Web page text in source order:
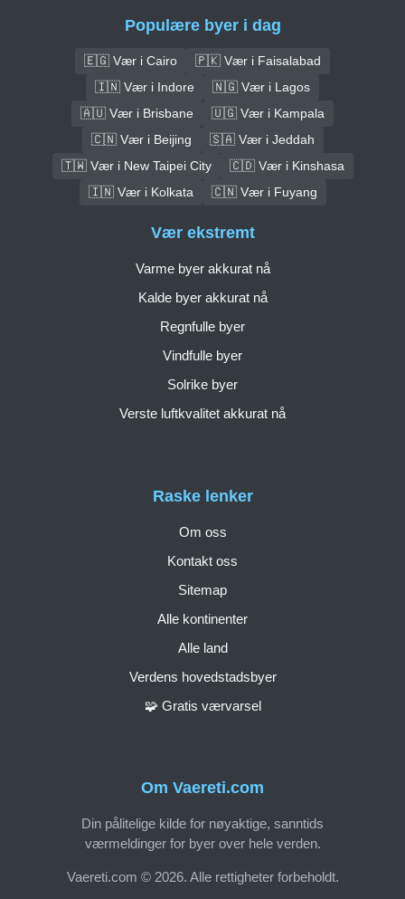
Populære byer i dag
🇪🇬 Vær i Cairo
🇵🇰 Vær i Faisalabad
🇮🇳 Vær i Indore
🇳🇬 Vær i Lagos
🇦🇺 Vær i Brisbane
🇺🇬 Vær i Kampala
🇨🇳 Vær i Beijing
🇸🇦 Vær i Jeddah
🇹🇼 Vær i New Taipei City
🇨🇩 Vær i Kinshasa
🇮🇳 Vær i Kolkata
🇨🇳 Vær i Fuyang
Om Vaereti.com
Din pålitelige kilde for nøyaktige, sanntids
værmeldinger for byer over hele verden.
Vaereti.com © 2026. Alle rettigheter forbeholdt.
Raske lenker
Om oss
Kontakt oss
Sitemap
Alle kontinenter
Alle land
Verdens hovedstadsbyer
🧩 Gratis værvarsel
Vær ekstremt
Varme byer akkurat nå
Kalde byer akkurat nå
Regnfulle byer
Vindfulle byer
Solrike byer
Verste luftkvalitet akkurat nå